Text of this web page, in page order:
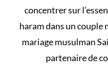
concentrer sur
haram dans un couple
mariage musulman
partenaire de